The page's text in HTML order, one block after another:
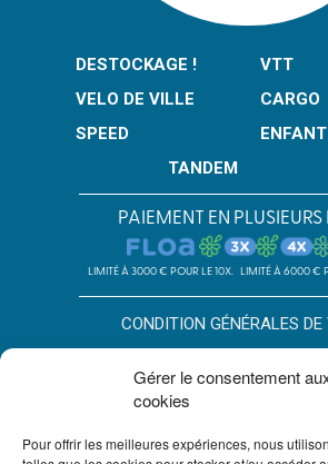
Gérer le consentement
cookies
Pour offrir les meilleures expériences, nous
DESTOCKAGE !
VTT
VELO DE VILLE
CARGO
SPEED
ENFANT
TANDEM
PAIEMENT EN PLUSIEURS
LIMITÉ À 3000 € POUR LE 10X. LIMITÉ À 6000 €
CONDITION GÉNÉRALES DE
*SOUS RÉSERVE D’ACCEPTATION DU DOSSIER
IMMEUBLE G7, 71 RUE LUCIEN FAURE 33300
ENREGISTRÉE À L’ORIAS SOUS LE N°07028160.